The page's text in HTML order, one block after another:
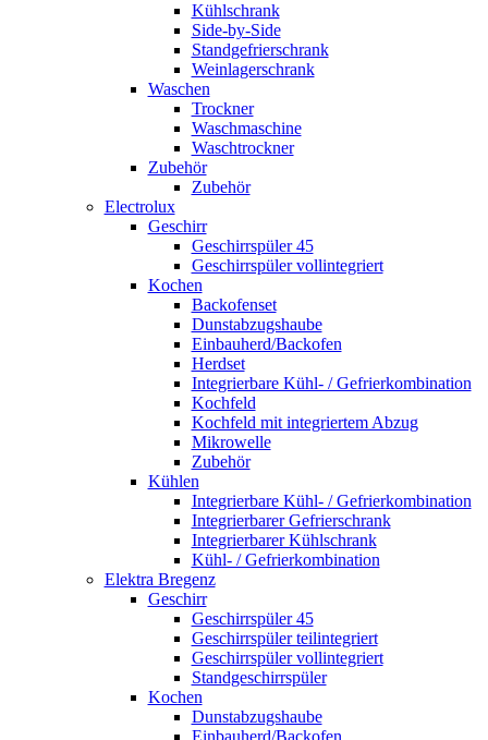
Kühlschrank
Side-by-Side
Standgefrierschrank
Weinlagerschrank
Waschen
Trockner
Waschmaschine
Waschtrockner
Zubehör
Zubehör
Electrolux
Geschirr
Geschirrspüler 45
Geschirrspüler vollintegriert
Kochen
Backofenset
Dunstabzugshaube
Einbauherd/Backofen
Herdset
Integrierbare Kühl- / Gefrierkombination
Kochfeld
Kochfeld mit integriertem Abzug
Mikrowelle
Zubehör
Kühlen
Integrierbare Kühl- / Gefrierkombination
Integrierbarer Gefrierschrank
Integrierbarer Kühlschrank
Kühl- / Gefrierkombination
Elektra Bregenz
Geschirr
Geschirrspüler 45
Geschirrspüler teilintegriert
Geschirrspüler vollintegriert
Standgeschirrspüler
Kochen
Dunstabzugshaube
Einbauherd/Backofen